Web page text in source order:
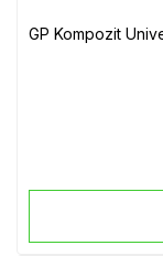
GP Kompozit